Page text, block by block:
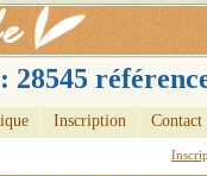
28545
Inscription Contact